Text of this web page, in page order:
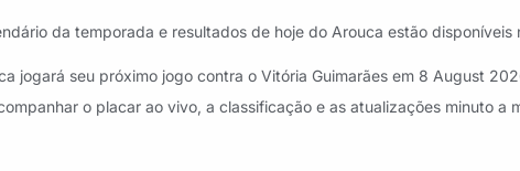
da temporada e resultados de hoje do Arouca estão disponíveis
jogará seu próximo jogo contra o Vitória Guimarães em 8 August
o placar ao vivo, a classificação e as atualizações minuto a